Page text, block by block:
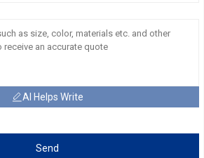
AI Helps Write
Send